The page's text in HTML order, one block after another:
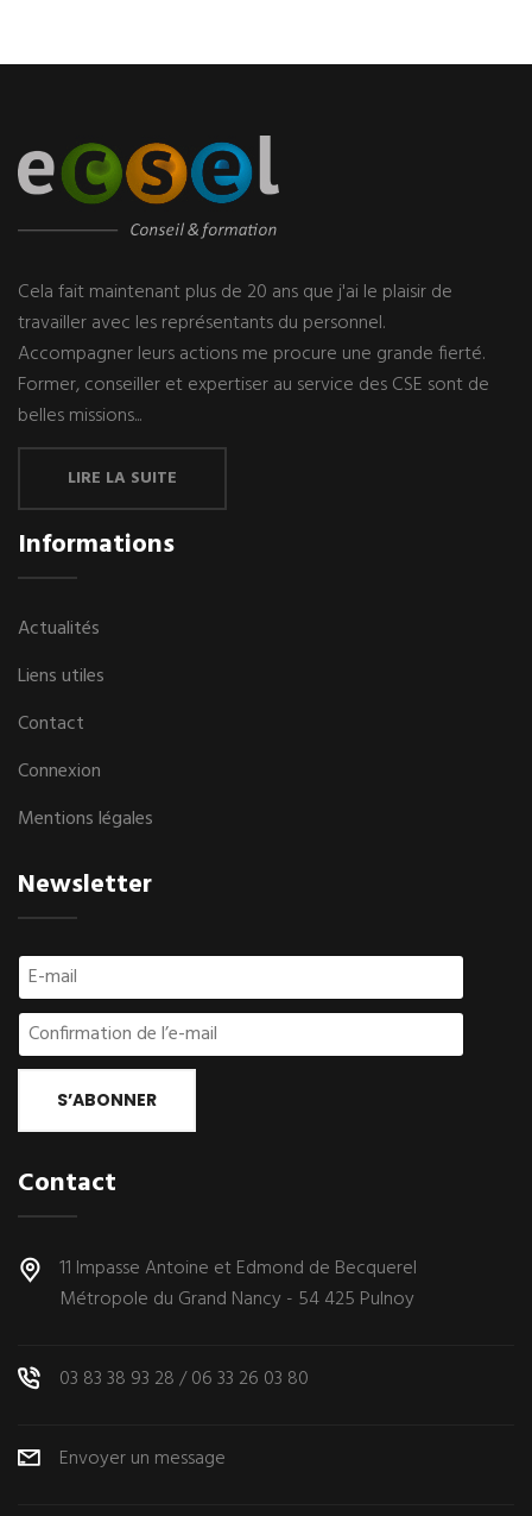
Cela fait maintenant plus de 20 ans que j'ai le plaisir de
travailler avec les représentants du personnel.
Accompagner leurs actions me procure une grande fierté.
Former, conseiller et expertiser au service des CSE sont de
belles missions...
LIRE LA SUITE
Informations
Actualités
Liens utiles
Contact
Connexion
Mentions légales
Newsletter
S’ABONNER
Contact
11 Impasse Antoine et Edmond de Becquerel
Métropole du Grand Nancy - 54 425 Pulnoy
03 83 38 93 28/06 33 26 03 80
Envoyer un message